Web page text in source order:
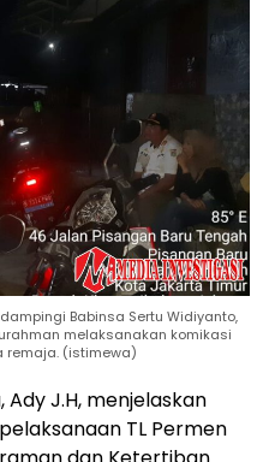
Babinsa Sertu Widiyanto,
melaksanakan komikasi
remaja. (istimewa)
Ady J.H, menjelaskan
TL Permen